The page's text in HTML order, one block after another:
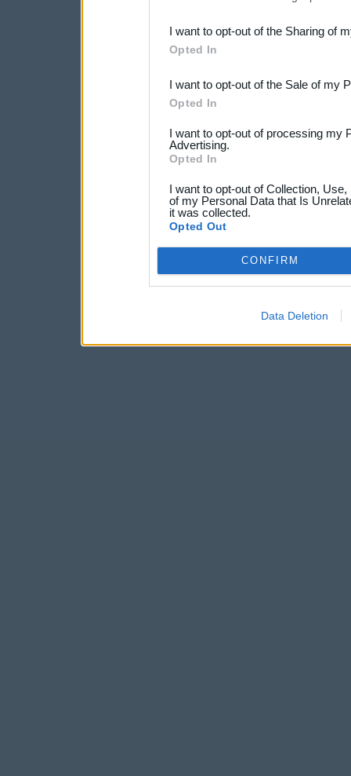
Downstream Participants
third parties.
I want to opt-out of the Sharing of
Opted In
I want to opt-out of the Sale of my
Opted In
I want to opt-out of processing my
Advertising.
Opted In
I want to opt-out of Collection,
of my Personal Data that Is
it was collected.
Opted Out
CONFIRM
Data Deletion